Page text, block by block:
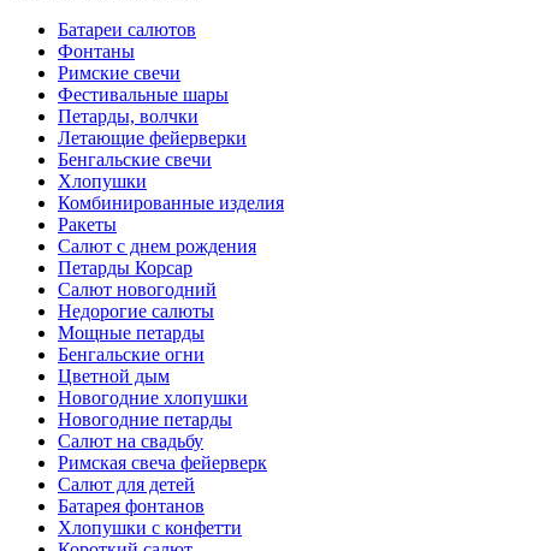
Батареи салютов
Фонтаны
Римские свечи
Фестивальные шары
Петарды, волчки
Летающие фейерверки
Бенгальские свечи
Хлопушки
Комбинированные изделия
Ракеты
Салют с днем рождения
Петарды Корсар
Салют новогодний
Недорогие салюты
Мощные петарды
Бенгальские огни
Цветной дым
Новогодние хлопушки
Новогодние петарды
Салют на свадьбу
Римская свеча фейерверк
Салют для детей
Батарея фонтанов
Хлопушки с конфетти